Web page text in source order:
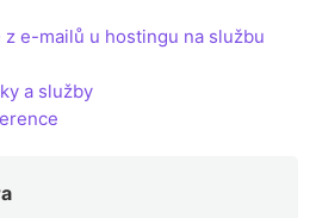
e-mailů u hostingu na službu
a služby